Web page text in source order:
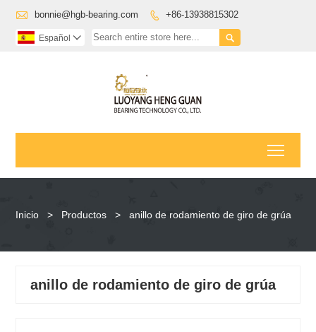
 bonnie@hgb-bearing.com  +86-13938815302

Español 
Inicio > Productos > anillo de rodamiento de giro de grúa
anillo de rodamiento de giro de grúa